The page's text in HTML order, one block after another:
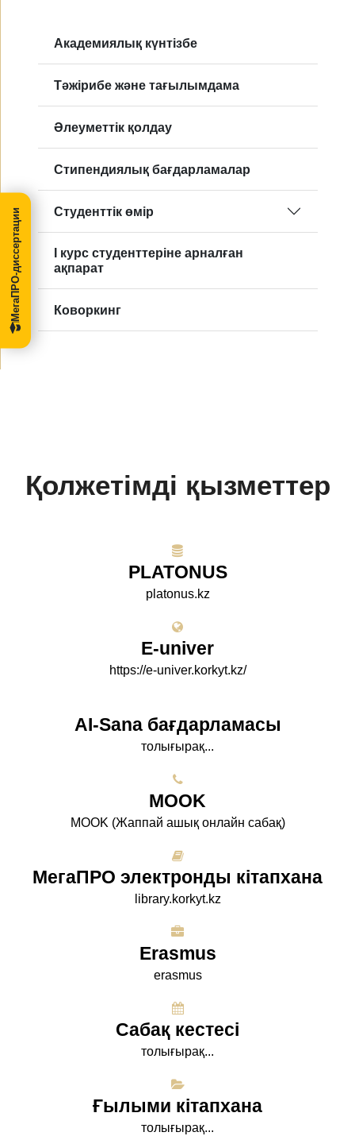
Академиялық күнтізбе
Тәжірибе және тағылымдама
Әлеуметтік қолдау
Стипендиялық бағдарламалар
Студенттік өмір
I курс студенттеріне арналған
ақпарат
Коворкинг
Қолжетімді қызметтер
PLATONUS
platonus.kz
E-univer
https://e-univer.korkyt.kz/
AI-Sana бағдарламасы
толығырақ...
МООK
МООK (Жаппай ашық онлайн сабақ)
МегаПРО электронды кітапхана
library.korkyt.kz
Erasmus
erasmus
Сабақ кестесі
толығырақ...
Ғылыми кітапхана
толығырақ...
МегаПРО-диссертации